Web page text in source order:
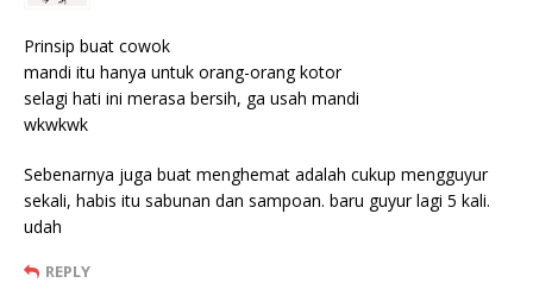
Prinsip buat cowok
mandi itu hanya untuk orang-orang kotor
selagi hati ini merasa bersih, ga usah mandi
wkwkwk
Sebenarnya juga buat menghemat adalah cukup mengguyur
sekali, habis itu sabunan dan sampoan. baru guyur lagi 5 kali.
udah
REPLY